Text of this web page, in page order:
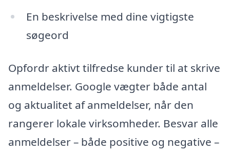
En beskrivelse med dine vigtigste
søgeord
Opfordr aktivt tilfredse kunder til at skrive
anmeldelser. Google vægter både antal
og aktualitet af anmeldelser, når den
rangerer lokale virksomheder. Besvar alle
anmeldelser – både positive og negative –